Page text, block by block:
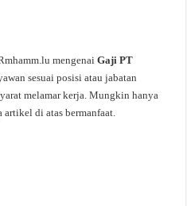
mengenaiGaji PT
sesuai posisi atau jabatan
melamar kerja. Mungkin hanya
di atas bermanfaat.